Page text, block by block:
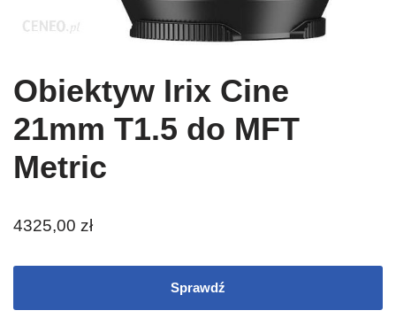
Obiektyw Irix Cine
21mm T1.5 do MFT
Metric
4325,00 zł
Sprawdź